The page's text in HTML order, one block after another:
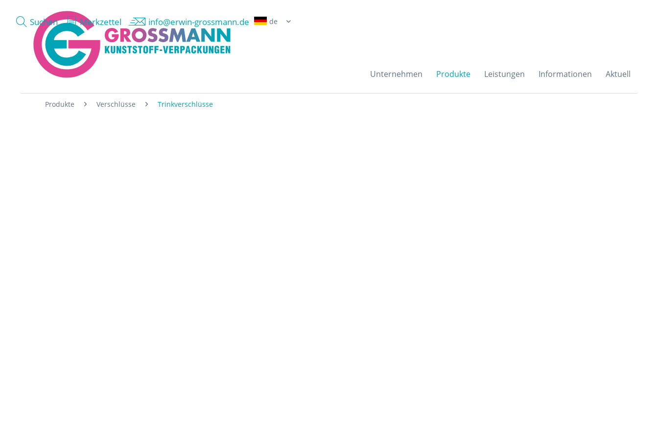
Suchen Merkzettel info@erwin-grossmann.de
Unternehmen Produkte Leistungen Informationen Aktuell
Produkte Verschlüsse Trinkverschlüsse